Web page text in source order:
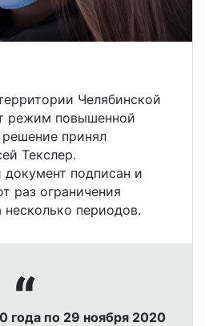
Челябинской
режим повышенной
решение принял
Текслер.
подписан и
раз ограничения
несколько периодов.
года по 29 ноября 2020